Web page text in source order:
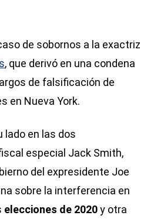
de sobornos a la exactriz
, que derivó en una condena
de falsificación de
en Nueva York.
lado en las dos
especial Jack Smith,
del expresidente Joe
sobre la interferencia en
elecciones de 2020y otra